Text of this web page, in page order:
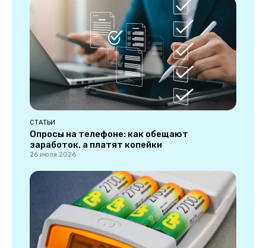
СТАТЬИ
Опросы на телефоне: как обещают
заработок, а платят копейки
26 июля 2026